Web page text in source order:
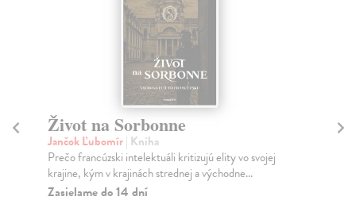
Život na Sorbonne
Jančok Ľubomír| Kniha
Prečo francúzski intelektuáli kritizujú elity vo svojej
krajine, kým v krajinách strednej a východne...
Zasielame do 14 dní